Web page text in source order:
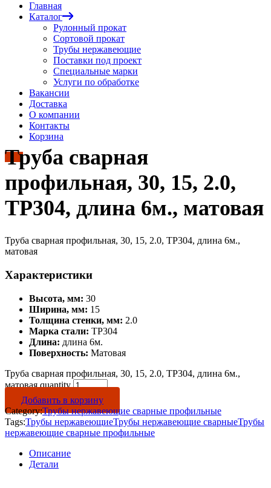
Главная
Каталог
Рулонный прокат
Сортовой прокат
Трубы нержавеющие
Поставки под проект
Специальные марки
Услуги по обработке
Вакансии
Доставка
О компании
Контакты
Корзина
Труба сварная
профильная, 30, 15, 2.0,
TP304, длина 6м., матовая
Труба сварная профильная, 30, 15, 2.0, TP304, длина 6м.,
матовая
Характеристики
Высота, мм: 30
Ширина, мм: 15
Толщина стенки, мм: 2.0
Марка стали: TP304
Длина: длина 6м.
Поверхность: Матовая
Труба сварная профильная, 30, 15, 2.0, TP304, длина 6м.,
матовая quantity
Добавить в корзину
Category:Трубы нержавеющие сварные профильные
Tags:Трубы нержавеющиеТрубы нержавеющие сварныеТрубы
нержавеющие сварные профильные
Описание
Детали